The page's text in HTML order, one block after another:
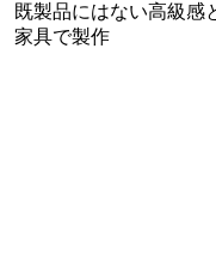
既製品にはない高級感
家具で製作